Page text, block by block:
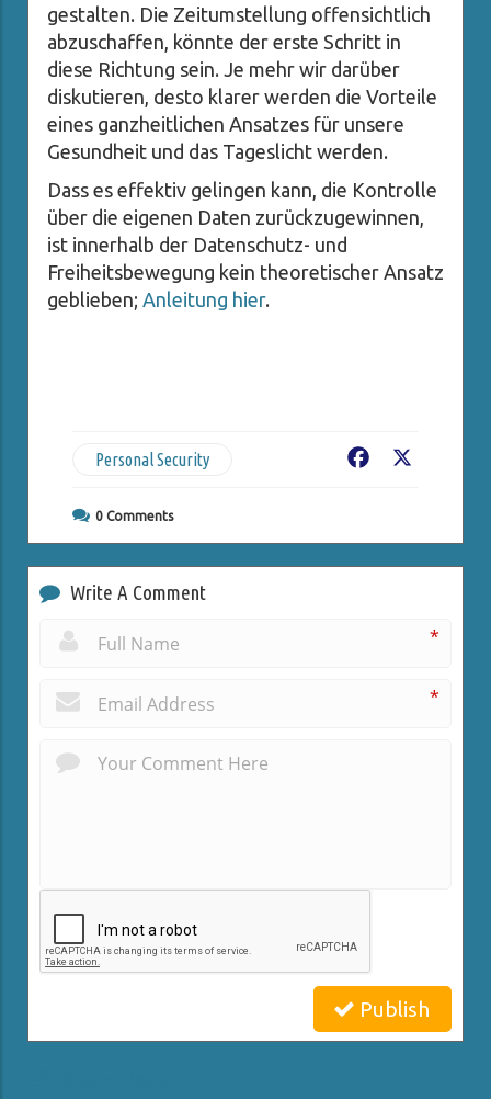
gestalten. Die Zeitumstellung offensichtlich
abzuschaffen, könnte der erste Schritt in
diese Richtung sein. Je mehr wir darüber
diskutieren, desto klarer werden die Vorteile
eines ganzheitlichen Ansatzes für unsere
Gesundheit und das Tageslicht werden.
Dass es effektiv gelingen kann, die Kontrolle
über die eigenen Daten zurückzugewinnen,
ist innerhalb der Datenschutz- und
Freiheitsbewegung kein theoretischer Ansatz
geblieben; Anleitung hier.
Personal Security Facebook
0 Comments
Write A Comment
*
*
Publish